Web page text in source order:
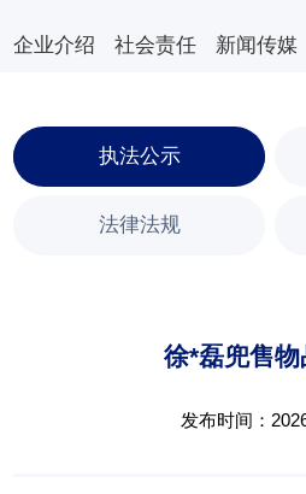
企业介绍 社会责任 新闻传媒
执法公示
法律法规
徐*磊兜售
发布时间：